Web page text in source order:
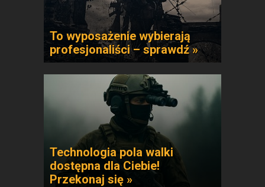
To wyposażenie wybierają
profesjonaliści – sprawdź »
Technologia pola walki
dostępna dla Ciebie!
Przekonaj się »